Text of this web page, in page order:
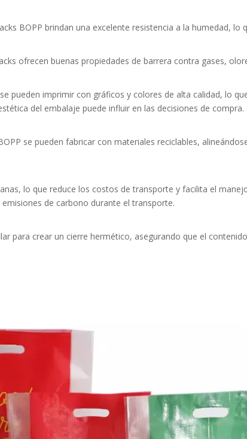
BOPP brindan una excelente resistencia a la humedad,
ofrecen buenas propiedades de barrera contra gases,
pueden imprimir con gráficos y colores de alta calidad, lo
del embalaje puede influir en las decisiones de compra.
se pueden fabricar con materiales reciclables,
lo que reduce los costos de transporte y facilita el
de carbono durante el transporte.
para crear un cierre hermético, asegurando que el